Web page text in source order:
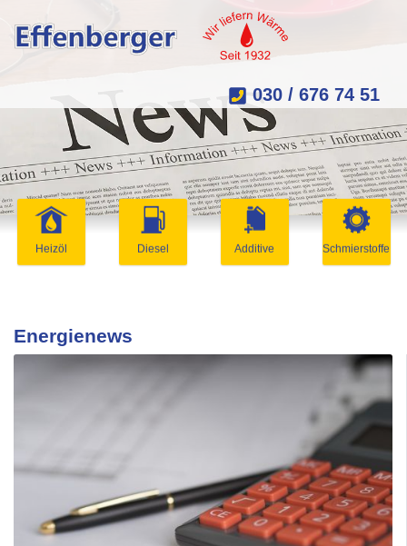
030 / 676 74 51
Heizöl Diesel Additive Schmierstoffe
Energienews